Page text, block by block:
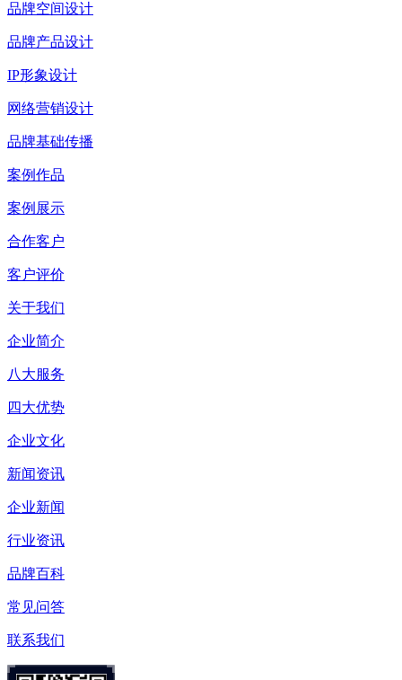
品牌空间设计
品牌产品设计
IP形象设计
网络营销设计
品牌基础传播
案例作品
案例展示
合作客户
客户评价
关于我们
企业简介
八大服务
四大优势
企业文化
新闻资讯
企业新闻
行业资讯
品牌百科
常见问答
联系我们